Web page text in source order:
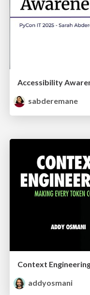
Accessibility
sabderemane
Context
addyosmani